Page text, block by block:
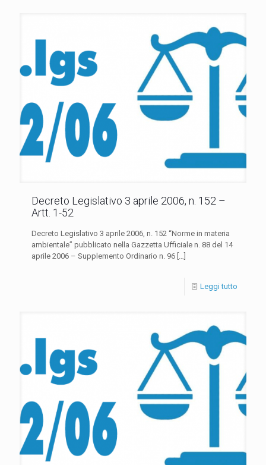
Decreto Legislativo 3 aprile 2006, n. 152 –
Artt. 1-52
Decreto Legislativo 3 aprile 2006, n. 152 “Norme in materia
ambientale” pubblicato nella Gazzetta Ufficiale n. 88 del 14
aprile 2006 – Supplemento Ordinario n. 96 […]
Leggi tutto